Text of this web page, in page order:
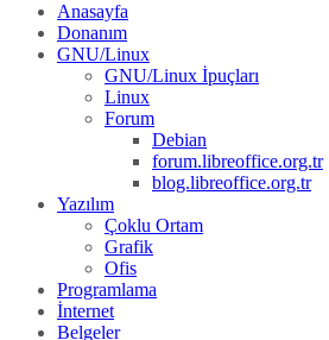
Anasayfa
Donanım
GNU/Linux
GNU/Linux İpuçları
Linux
Forum
Debian
forum.libreoffice.org.tr
blog.libreoffice.org.tr
Yazılım
Çoklu Ortam
Grafik
Ofis
Programlama
İnternet
Belgeler